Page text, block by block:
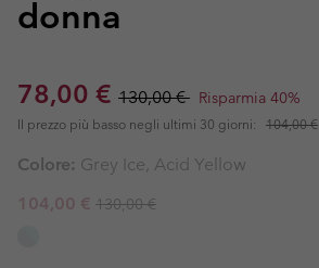
donna
Sale price:
78,00 € Regular price:
130,00 € Risparmia 40%
Il prezzo più basso negli ultimi 30 giorni: 104,00 €
Colore: Grey Ice, Acid Yellow
Sale price:
104,00 € Regular price:
130,00 €